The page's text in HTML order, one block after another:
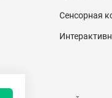
Сенсорная